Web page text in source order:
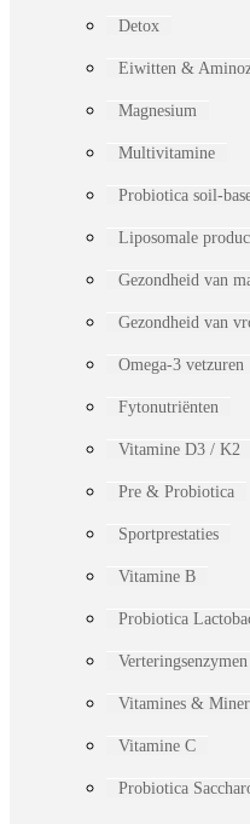
Detox
Eiwitten &
Magnesium
Multivitamine
Probiotica soil-
Liposomale
Gezondheid van
Gezondheid van
Omega-3 vetzuren
Fytonutriënten
Vitamine D3 / K2
Pre & Probiotica
Sportprestaties
Vitamine B
Probiotica
Verteringsenzymen
Vitamines &
Vitamine C
Probiotica